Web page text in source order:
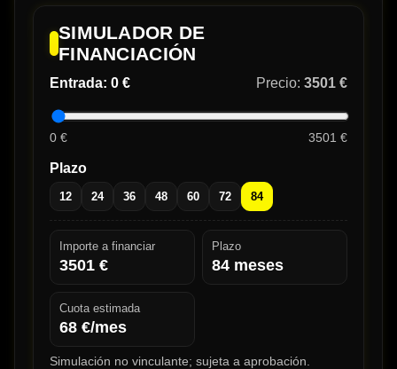
SIMULADOR DE
FINANCIACIÓN
Entrada: 0 € Precio: 3501 €
0 € 3501 €
Plazo
12 24 36 48 60 72 84
Importe a financiar
3501 €
Plazo
84 meses
Cuota estimada
68 €/mes
Simulación no vinculante; sujeta a aprobación.